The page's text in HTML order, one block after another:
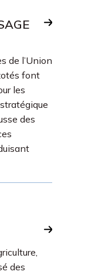
de l’Union
font
les
des
des